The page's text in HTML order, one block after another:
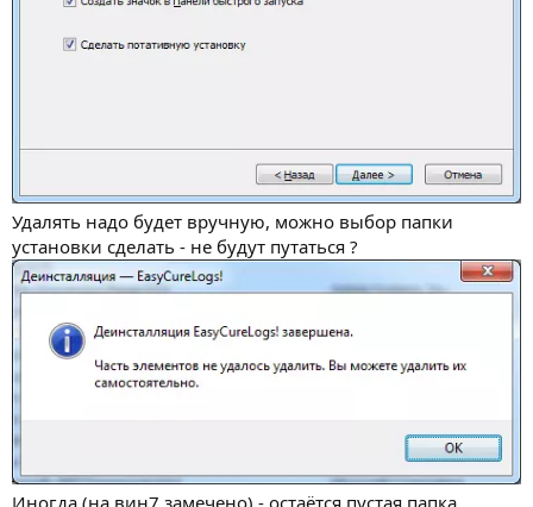
Удалять надо будет вручную, можно выбор папки
установки сделать - не будут путаться ?
Иногда (на вин7 замечено) - остаётся пустая папка